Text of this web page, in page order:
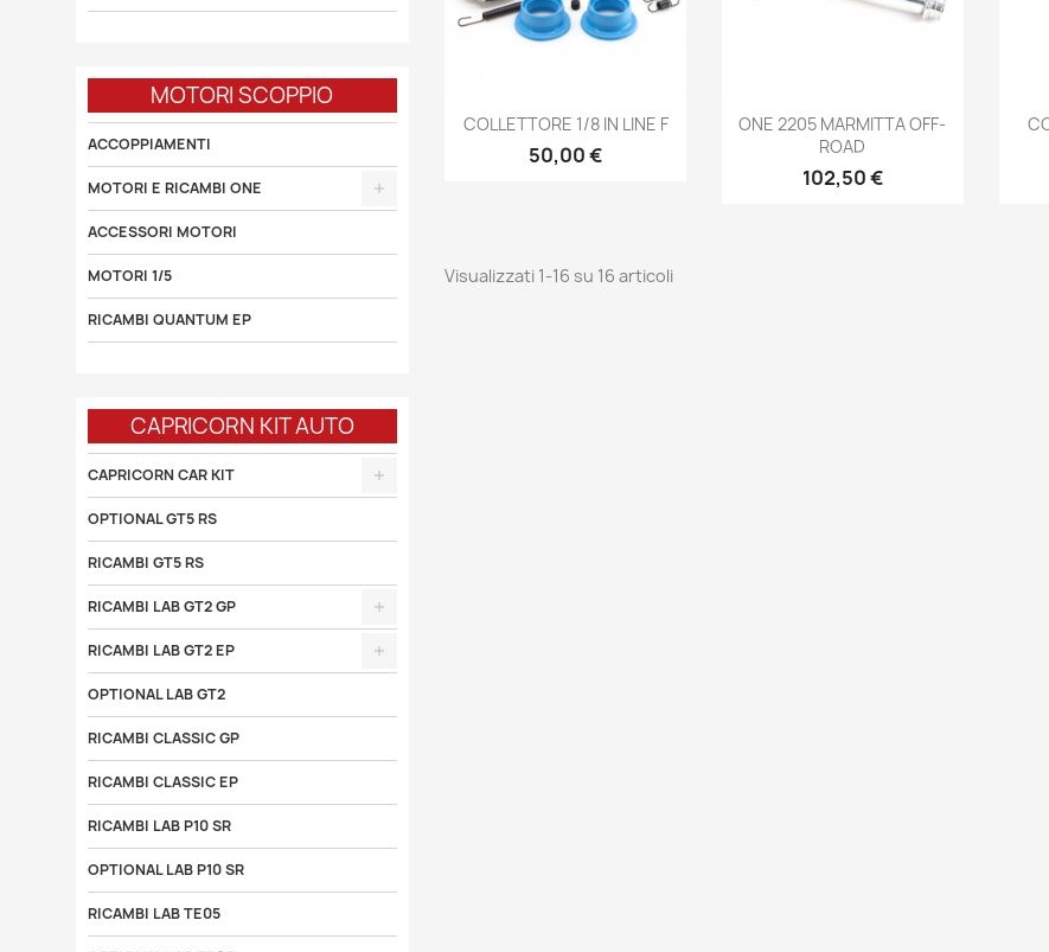
MOTORI SCOPPIO
ACCOPPIAMENTI
MOTORI E RICAMBI ONE
ACCESSORI MOTORI
MOTORI 1/5
RICAMBI QUANTUM EP
CAPRICORN KIT AUTO
CAPRICORN CAR KIT
OPTIONAL GT5 RS
RICAMBI GT5 RS
RICAMBI LAB GT2 GP
RICAMBI LAB GT2 EP
OPTIONAL LAB GT2
RICAMBI CLASSIC GP
RICAMBI CLASSIC EP
RICAMBI LAB P10 SR
OPTIONAL LAB P10 SR
RICAMBI LAB TE05
Anteprima
COLLETTORE 1/8 IN LINE F
Prezzo
50,00 €
Anteprima
ONE 2205 MARMITTA OFF-
ROAD
Prezzo
102,50 €
Visualizzati 1-16 su 16 articoli